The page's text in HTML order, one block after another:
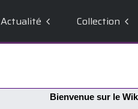
Actualité Collection
Bienvenue sur le